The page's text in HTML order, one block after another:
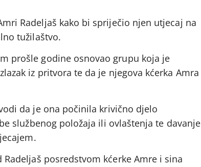
Radeljaš kako bi spriječio njen utjecaj na
tužilaštvo.
prošle godine osnovao grupu koja je
iz pritvora te da je njegova kćerka Amra
da je ona počinila krivično djelo
službenog položaja ili ovlaštenja te davanje
posredstvom kćerke Amre i sina